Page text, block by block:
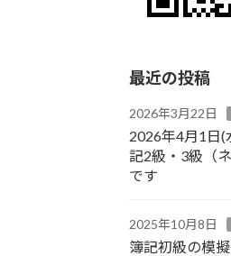
最近の投稿
2026年3月22日
2026年4月1日(
記2級・3級（
です
2025年10月8日
簿記初級の模